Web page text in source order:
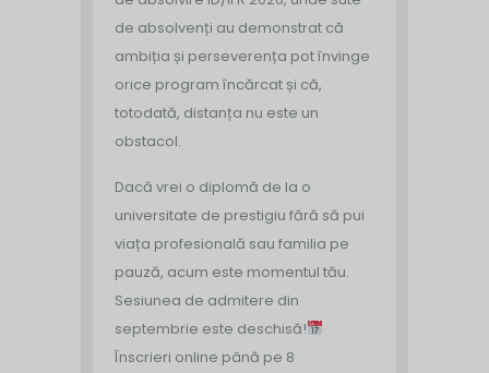
de absolvenți au demonstrat că
ambiția și perseverența pot învinge
orice program încărcat și că,
totodată, distanța nu este un
obstacol.
Dacă vrei o diplomă de la o
universitate de prestigiu fără să pui
viața profesională sau familia pe
pauză, acum este momentul tău.
Sesiunea de admitere din
septembrie este deschisă!
Înscrieri online până pe 8